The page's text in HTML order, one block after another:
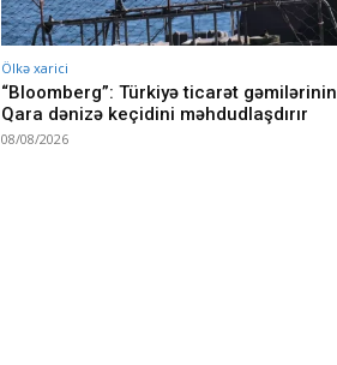
Ölkə xarici
“Bloomberg”: Türkiyə ticarət gəmilərinin
Qara dənizə keçidini məhdudlaşdırır
08/08/2026